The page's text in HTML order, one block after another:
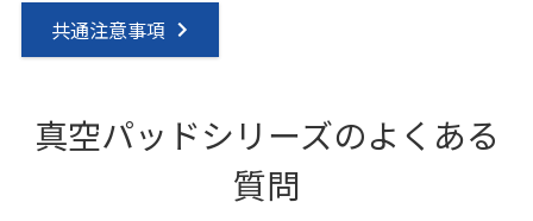
共通注意事項
真空パッドシリーズのよくある
質問